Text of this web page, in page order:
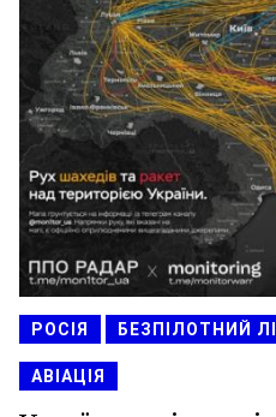
РОСІЯ БЕЗПІЛОТНИЙ
АВІАЦІЯ